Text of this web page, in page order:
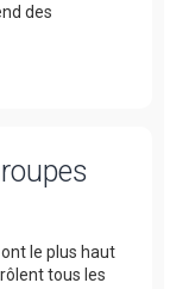
des
le plus haut
tous les